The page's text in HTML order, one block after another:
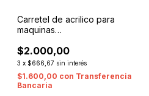
Carretel de acrilico para
maquinas
$2.000,00
3 x $666,67 sin interés
$1.600,00 con Transferencia
Bancaria